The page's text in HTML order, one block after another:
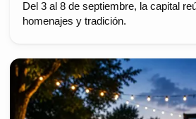
Del 3 al 8 de septiembre, la capital
homenajes y tradición.